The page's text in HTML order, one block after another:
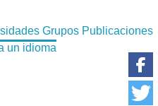
Grupos Publicaciones
un idioma